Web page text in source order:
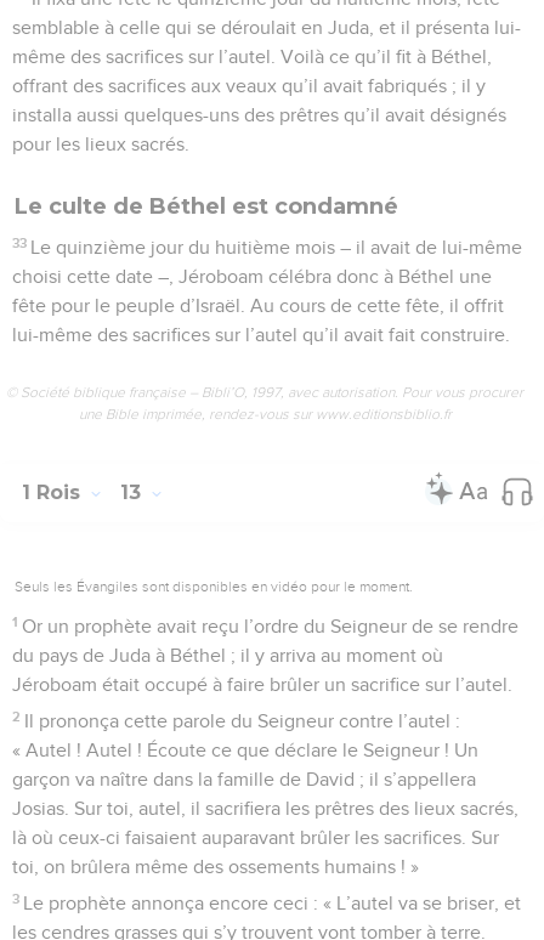
semblable à celle qui se déroulait en Juda, et il présenta lui-
même des sacrifices sur l’autel. Voilà ce qu’il fit à Béthel,
offrant des sacrifices aux veaux qu’il avait fabriqués ; il y
installa aussi quelques-uns des prêtres qu’il avait désignés
pour les lieux sacrés.
Le culte de Béthel est condamné
33 Le quinzième jour du huitième mois – il avait de lui-même
choisi cette date –, Jéroboam célébra donc à Béthel une
fête pour le peuple d’Israël. Au cours de cette fête, il offrit
lui-même des sacrifices sur l’autel qu’il avait fait construire.
© Société biblique française – Bibli’O, 1997, avec autorisation. Pour vous procurer
une Bible imprimée, rendez-vous sur www.editionsbiblio.fr
1 Rois 13
Seuls les Évangiles sont disponibles en vidéo pour le moment.
1 Or un prophète avait reçu l’ordre du Seigneur de se rendre
du pays de Juda à Béthel ; il y arriva au moment où
Jéroboam était occupé à faire brûler un sacrifice sur l’autel.
2 Il prononça cette parole du Seigneur contre l’autel :
« Autel ! Autel ! Écoute ce que déclare le Seigneur ! Un
garçon va naître dans la famille de David ; il s’appellera
Josias. Sur toi, autel, il sacrifiera les prêtres des lieux sacrés,
là où ceux-ci faisaient auparavant brûler les sacrifices. Sur
toi, on brûlera même des ossements humains ! »
3 Le prophète annonça encore ceci : « L’autel va se briser, et
les cendres grasses qui s’y trouvent vont tomber à terre.